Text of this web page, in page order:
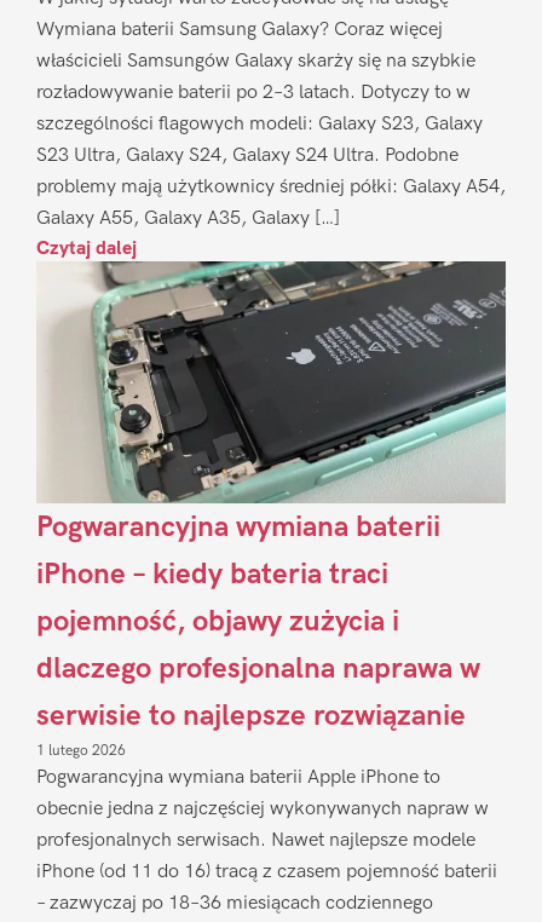
Wymiana baterii Samsung Galaxy? Coraz więcej
właścicieli Samsungów Galaxy skarży się na szybkie
rozładowywanie baterii po 2–3 latach. Dotyczy to w
szczególności flagowych modeli: Galaxy S23, Galaxy
S23 Ultra, Galaxy S24, Galaxy S24 Ultra. Podobne
problemy mają użytkownicy średniej półki: Galaxy A54,
Galaxy A55, Galaxy A35, Galaxy […]
Czytaj dalej
Pogwarancyjna wymiana baterii
iPhone – kiedy bateria traci
pojemność, objawy zużycia i
dlaczego profesjonalna naprawa w
serwisie to najlepsze rozwiązanie
1 lutego 2026
Pogwarancyjna wymiana baterii Apple iPhone to
obecnie jedna z najczęściej wykonywanych napraw w
profesjonalnych serwisach. Nawet najlepsze modele
iPhone (od 11 do 16) tracą z czasem pojemność baterii
– zazwyczaj po 18–36 miesiącach codziennego